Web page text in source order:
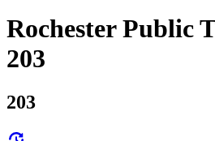
Rochester Public
203
203